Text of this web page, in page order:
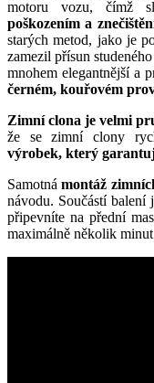
motoru vozu,
poškozením a
starých metod, jako je
zamezil přísun
mnohem elegantnější a
černém, kouřovém
Zimní clona je velmi
že se zimní clony
výrobek, který
Samotnámontáž
návodu. Součástí balení
připevníte na přední
maximálně několik